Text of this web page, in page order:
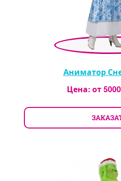
Аниматор
Цена: от5000